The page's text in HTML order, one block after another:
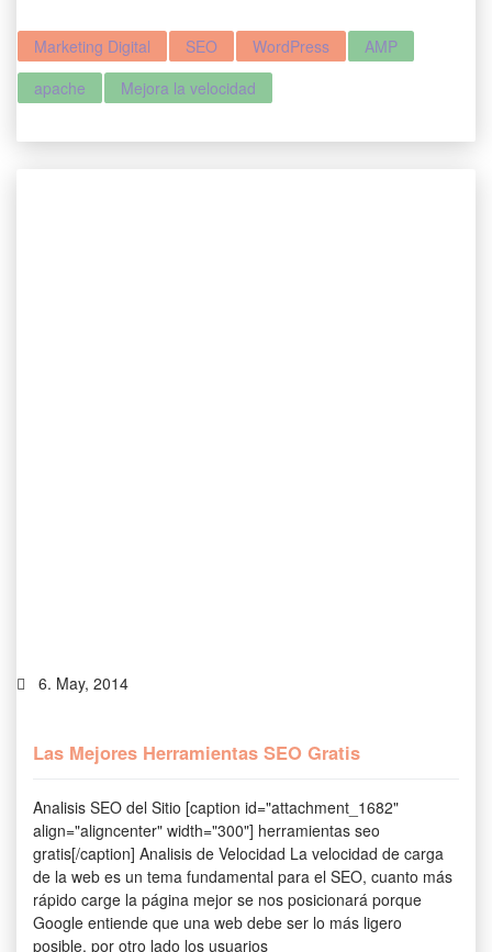
Marketing Digital SEO WordPress
AMP
apache
Mejora la velocidad
6. May, 2014
Las Mejores Herramientas SEO Gratis
Analisis SEO del Sitio [caption id="attachment_1682"
align="aligncenter" width="300"] herramientas seo
gratis[/caption] Analisis de Velocidad La velocidad de carga
de la web es un tema fundamental para el SEO, cuanto más
rápido carge la página mejor se nos posicionará porque
Google entiende que una web debe ser lo más ligero
posible, por otro lado los usuarios